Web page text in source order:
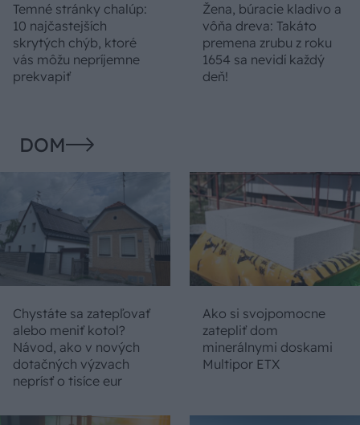
Temné stránky chalúp:
10 najčastejších
skrytých chýb, ktoré
vás môžu nepríjemne
prekvapiť
Žena, búracie kladivo a
vôňa dreva: Takáto
premena zrubu z roku
1654 sa nevidí každý
deň!
DOM
Chystáte sa zatepľovať
alebo meniť kotol?
Návod, ako v nových
dotačných výzvach
neprísť o tisíce eur
Ako si svojpomocne
zatepliť dom
minerálnymi doskami
Multipor ETX